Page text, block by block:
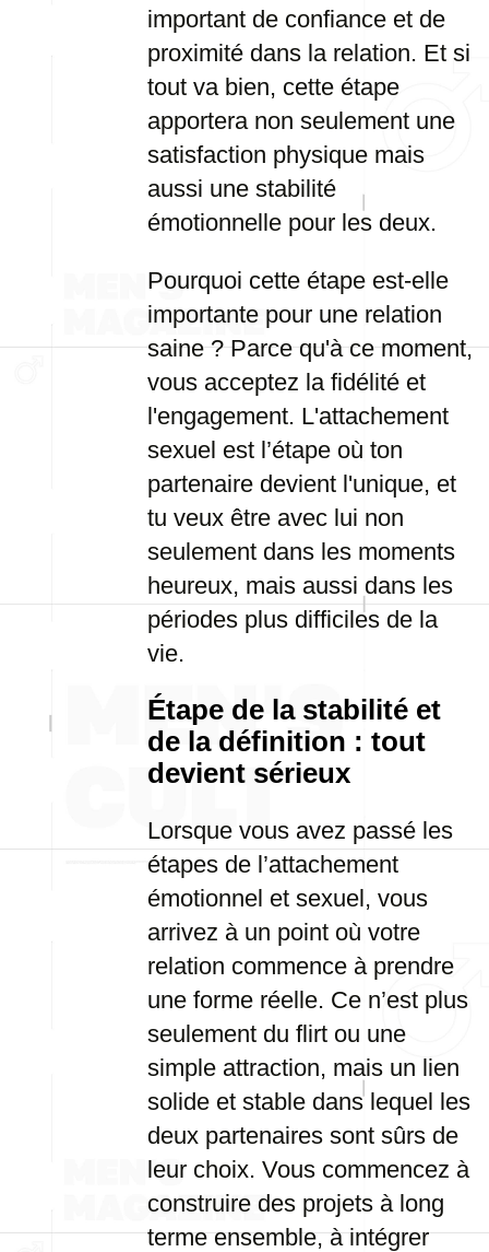
important de confiance et de
proximité dans la relation. Et si
tout va bien, cette étape
apportera non seulement une
satisfaction physique mais
aussi une stabilité
émotionnelle pour les deux.
Pourquoi cette étape est-elle
importante pour une relation
saine ? Parce qu'à ce moment,
vous acceptez la fidélité et
l'engagement. L'attachement
sexuel est l’étape où ton
partenaire devient l'unique, et
tu veux être avec lui non
seulement dans les moments
heureux, mais aussi dans les
périodes plus difficiles de la
vie.
Étape de la stabilité et
de la définition : tout
devient sérieux
Lorsque vous avez passé les
étapes de l’attachement
émotionnel et sexuel, vous
arrivez à un point où votre
relation commence à prendre
une forme réelle. Ce n’est plus
seulement du flirt ou une
simple attraction, mais un lien
solide et stable dans lequel les
deux partenaires sont sûrs de
leur choix. Vous commencez à
construire des projets à long
terme ensemble, à intégrer